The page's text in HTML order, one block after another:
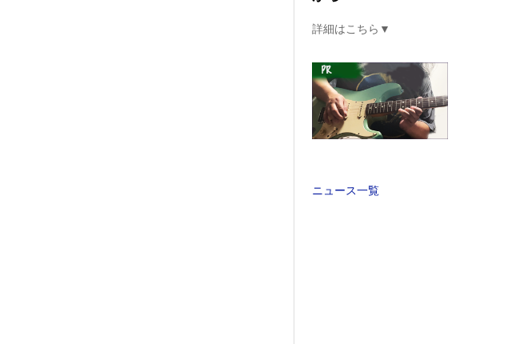
詳細はこちら▼
ニュース一覧